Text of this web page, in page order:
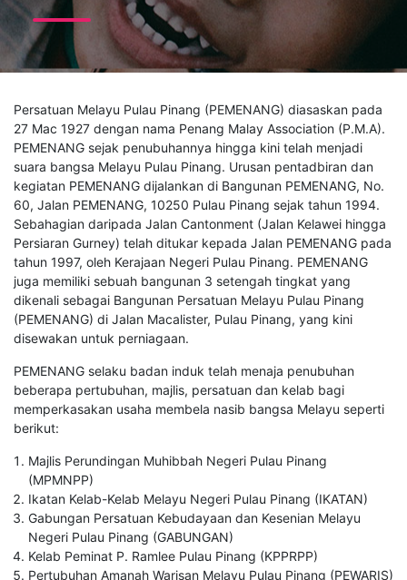
Persatuan Melayu Pulau Pinang (PEMENANG) diasaskan pada
27 Mac 1927 dengan nama Penang Malay Association (P.M.A).
PEMENANG sejak penubuhannya hingga kini telah menjadi
suara bangsa Melayu Pulau Pinang. Urusan pentadbiran dan
kegiatan PEMENANG dijalankan di Bangunan PEMENANG, No.
60, Jalan PEMENANG, 10250 Pulau Pinang sejak tahun 1994.
Sebahagian daripada Jalan Cantonment (Jalan Kelawei hingga
Persiaran Gurney) telah ditukar kepada Jalan PEMENANG pada
tahun 1997, oleh Kerajaan Negeri Pulau Pinang. PEMENANG
juga memiliki sebuah bangunan 3 setengah tingkat yang
dikenali sebagai Bangunan Persatuan Melayu Pulau Pinang
(PEMENANG) di Jalan Macalister, Pulau Pinang, yang kini
disewakan untuk perniagaan.
PEMENANG selaku badan induk telah menaja penubuhan
beberapa pertubuhan, majlis, persatuan dan kelab bagi
memperkasakan usaha membela nasib bangsa Melayu seperti
berikut:
Majlis Perundingan Muhibbah Negeri Pulau Pinang
(MPMNPP)
Ikatan Kelab-Kelab Melayu Negeri Pulau Pinang (IKATAN)
Gabungan Persatuan Kebudayaan dan Kesenian Melayu
Negeri Pulau Pinang (GABUNGAN)
Kelab Peminat P. Ramlee Pulau Pinang (KPPRPP)
Pertubuhan Amanah Warisan Melayu Pulau Pinang (PEWARIS)